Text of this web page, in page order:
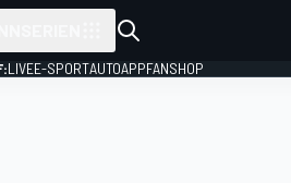
LIVEE-SPORTAUTOAPPFANSHOP